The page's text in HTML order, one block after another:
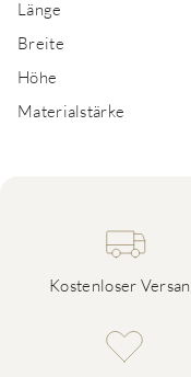
Länge
Breite
Höhe
Materialstärke
Kostenloser